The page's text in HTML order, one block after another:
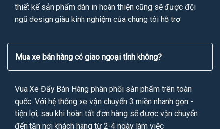
thiết kế sản phẩm dán in hoàn thiện cũng sẽ được đội
ngũ design giàu kinh nghiệm của chúng tôi hỗ trợ
Mua xe bán hàng có giao ngoại tỉnh không?
Vua Xe Đẩy Bán Hàng phân phối sản phẩm trên toàn
quốc. Với hệ thống xe vận chuyển 3 miền nhanh gọn -
tiện lợi, sau khi hoàn tất đơn hàng sẽ được vận chuyển
đến tận nơi khách hàng từ 2-4 ngày làm việc